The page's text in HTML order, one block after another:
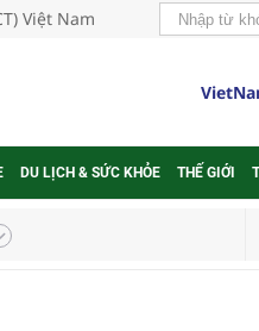
Việt Nam
DU LỊCH & SỨC KHỎE THẾ GIỚI